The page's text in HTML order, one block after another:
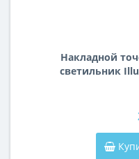
Накладной
светильник